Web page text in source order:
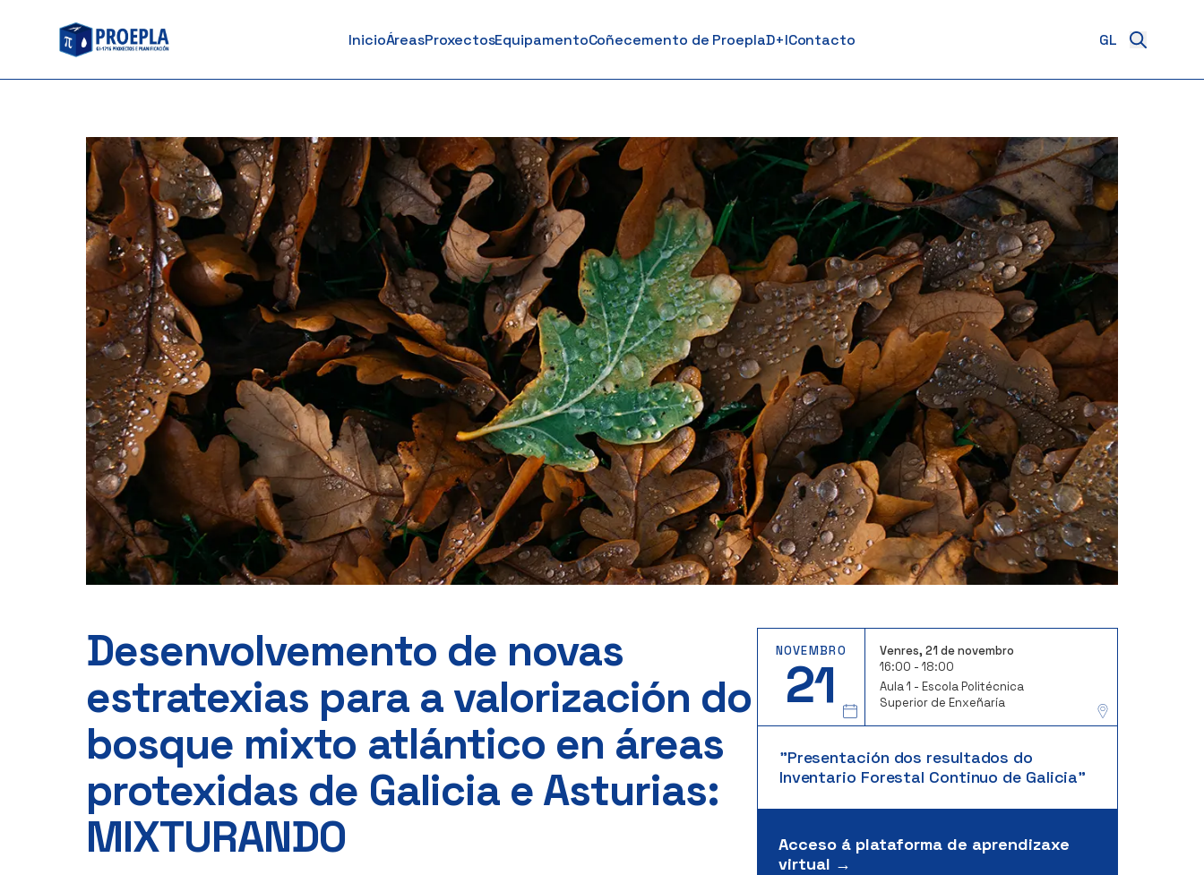
contido
InicioÁreasProxectosEquipamentoCoñecemento de ProeplaD+IContacto
Desenvolvemento de novas
estratexias para a valorización do
bosque mixto atlántico en áreas
protexidas de Galicia e Asturias:
MIXTURANDO
NOVEMBRO
21
Venres, 21 de novembro
16:00 - 18:00
Aula 1 - Escola Politécnica
Superior de Enxeñaría
"Presentación dos resultados do
Inventario Forestal Continuo de Galicia"
Acceso á plataforma de aprendizaxe
virtual →